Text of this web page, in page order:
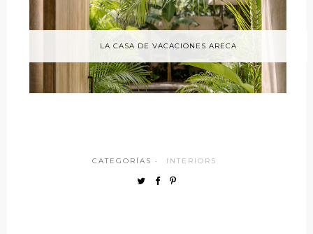
LA CASA DE VACACIONES ARECA
CATEGORÍAS · INTERIORS